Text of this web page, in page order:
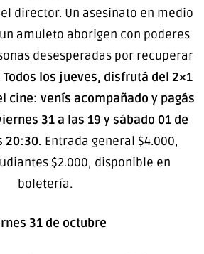
director. Un asesinato en medio
amuleto aborigen con poderes
desesperadas por recuperar
Todos los jueves, disfrutá del 2×1
cine: venís acompañado y pagás
31 a las 19 y sábado 01 de
20:30. Entrada general $4.000,
$2.000, disponible en
boletería.
31 de octubre